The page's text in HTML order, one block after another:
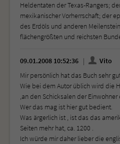
Heldentaten der Texas-Rangers;
mexikanischer Vorherrschaft; der
des Erdöls und anderen
flächengrößten und reichsten
09.01.2008 10:52:36
Vito
Mir persönlich hat das Buch sehr
Wie bei dem Autor üblich wird die
,an den Schicksalen der Einwohner
Wer das mag ist hier gut bedient.
Was ärgerlich ist , ist das das
Seiten mehr hat, ca. 1200 .
Ich würde mir daher lieber die